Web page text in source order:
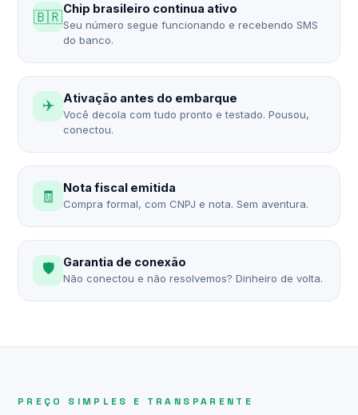
🇧🇷Chip brasileiro continua ativo
Seu número segue funcionando e recebendo SMS
do banco.
✈️ Ativação antes do embarque
Você decola com tudo pronto e testado. Pousou,
conectou.
🧾 Nota fiscal emitida
Compra formal, com CNPJ e nota. Sem aventura.
🛡️ Garantia de conexão
Não conectou e não resolvemos? Dinheiro de volta.
PREÇO SIMPLES E TRANSPARENTE